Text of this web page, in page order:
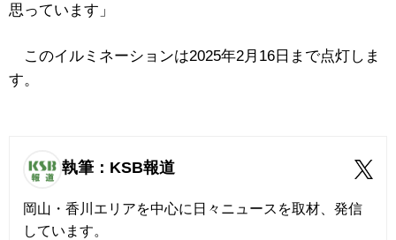
思っています」
このイルミネーションは2025年2月16日まで点灯しま
す。
執筆：KSB報道
岡山・香川エリアを中心に日々ニュースを取材、発信
しています。